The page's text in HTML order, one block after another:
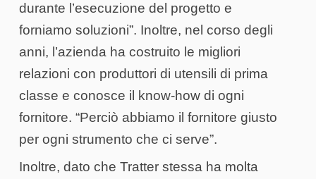
durante l’esecuzione del progetto e
forniamo soluzioni”. Inoltre, nel corso degli
anni, l’azienda ha costruito le migliori
relazioni con produttori di utensili di prima
classe e conosce il know-how di ogni
fornitore. “Perciò abbiamo il fornitore giusto
per ogni strumento che ci serve”.
Inoltre, dato che Tratter stessa ha molta